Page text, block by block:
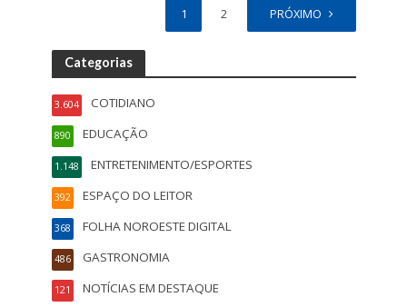
1 2 PRÓXIMO
Categorias
COTIDIANO
3.604
EDUCAÇÃO
890
ENTRETENIMENTO/ESPORTES
1.148
ESPAÇO DO LEITOR
392
FOLHA NOROESTE DIGITAL
368
GASTRONOMIA
486
NOTÍCIAS EM DESTAQUE
121